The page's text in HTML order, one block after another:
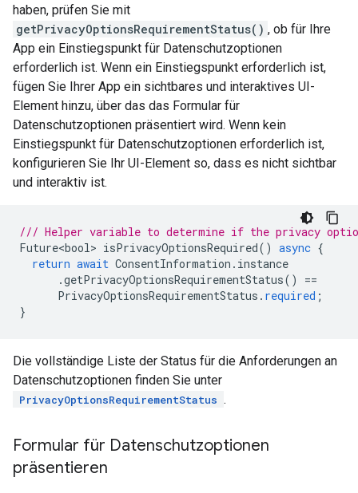
haben, prüfen Sie mit
getPrivacyOptionsRequirementStatus() , ob für Ihre
App ein Einstiegspunkt für Datenschutzoptionen
erforderlich ist. Wenn ein Einstiegspunkt erforderlich ist,
fügen Sie Ihrer App ein sichtbares und interaktives UI-
Element hinzu, über das das Formular für
Datenschutzoptionen präsentiert wird. Wenn kein
Einstiegspunkt für Datenschutzoptionen erforderlich ist,
konfigurieren Sie Ihr UI-Element so, dass es nicht sichtbar
und interaktiv ist.
/// Helper variable to determine if the privacy
Future<bool> isPrivacyOptionsRequired() async {
return await ConsentInformation . instance
.getPrivacyOptionsRequirementStatus()
==
PrivacyOptionsRequirementStatus . required ;
}
Die vollständige Liste der Status für die Anforderungen an
Datenschutzoptionen finden Sie unter
PrivacyOptionsRequirementStatus .
Formular für Datenschutzoptionen
präsentieren